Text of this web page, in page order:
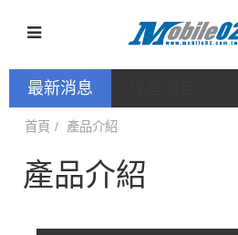
最新消息
首頁 產品介紹
產品介紹